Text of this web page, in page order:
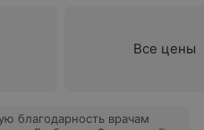
Все цены
благодарность врачам